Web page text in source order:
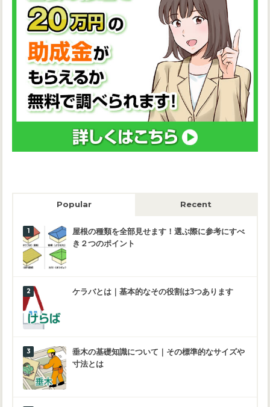
Popular Recent
屋根の種類を全部見せます！選ぶ際に参考にすべ
き２つのポイント
ケラバとは｜基本的なその役割は3つあります
垂木の基礎知識について｜その標準的なサイズや
寸法とは